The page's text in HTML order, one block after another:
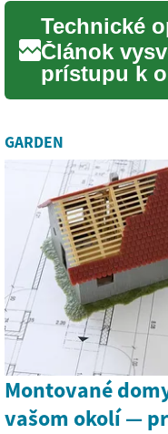
Článok
prístupu k
rôzne
GARDEN
Montované
vašom okolí —